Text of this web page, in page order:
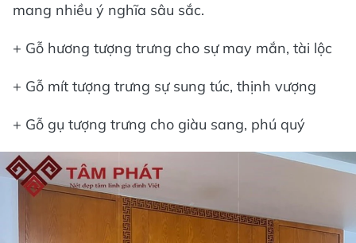
mang nhiều ý nghĩa sâu sắc.
+ Gỗ hương tượng trưng cho sự may mắn, tài lộc
+ Gỗ mít tượng trưng sự sung túc, thịnh vượng
+ Gỗ gụ tượng trưng cho giàu sang, phú quý